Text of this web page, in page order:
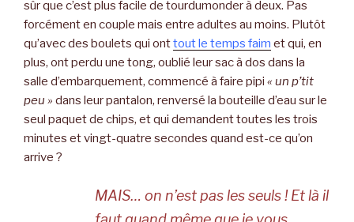
sûr que c’est plus facile de tourdumonder à deux. Pas
forcément en couple mais entre adultes au moins. Plutôt
qu’avec des boulets qui onttout le temps faim et qui, en
plus, ont perdu une tong, oublié leur sac à dos dans la
salle d’embarquement, commencé à faire pipi « un p’tit
peu » dans leur pantalon, renversé la bouteille d’eau sur le
seul paquet de chips, et qui demandent toutes les trois
minutes et vingt-quatre secondes quand est-ce qu’on
arrive ?
MAIS… on n’est pas les seuls ! Et là il